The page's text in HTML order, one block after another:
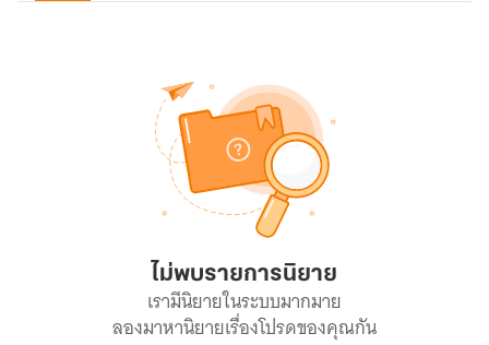
ไม่พบรายการนิยาย
เรามีนิยายในระบบมากมาย
ลองมาหานิยายเรื่องโปรดของคุณกัน